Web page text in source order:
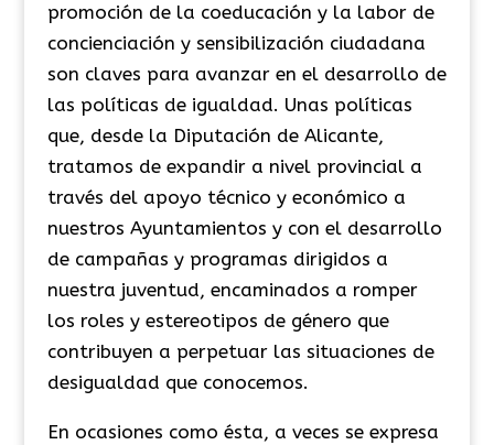
promoción de la coeducación y la labor de
concienciación y sensibilización ciudadana
son claves para avanzar en el desarrollo de
las políticas de igualdad. Unas políticas
que, desde la Diputación de Alicante,
tratamos de expandir a nivel provincial a
través del apoyo técnico y económico a
nuestros Ayuntamientos y con el desarrollo
de campañas y programas dirigidos a
nuestra juventud, encaminados a romper
los roles y estereotipos de género que
contribuyen a perpetuar las situaciones de
desigualdad que conocemos.
En ocasiones como ésta, a veces se expresa